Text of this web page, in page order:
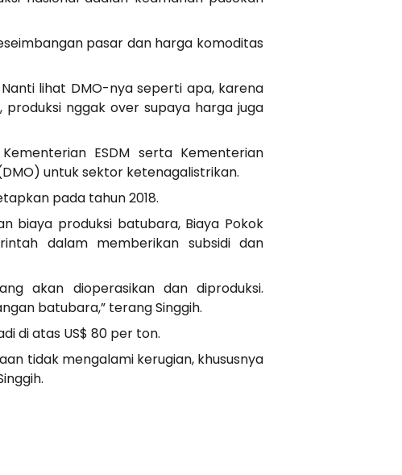
pasar dan harga komoditas
lihat DMO-nya seperti apa, karena
nggak over supaya harga juga
ESDM serta Kementerian
untuk sektor ketenagalistrikan.
pada tahun 2018.
biaya produksi batubara, Biaya Pokok
dalam memberikan subsidi dan
akan dioperasikan dan diproduksi.
batubara,” terang Singgih.
di atas US$ 80 per ton.
tidak mengalami kerugian, khususnya